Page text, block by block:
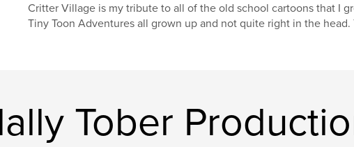
Critter Village is my tribute to all of the old school cartoons that I
Tiny Toon Adventures all grown up and not quite right in the head.
Tober